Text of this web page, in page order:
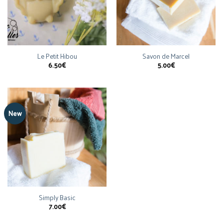
Le Petit Hibou
6.50€
Savon de Marcel
5.00€
New
Simply Basic
7.00€